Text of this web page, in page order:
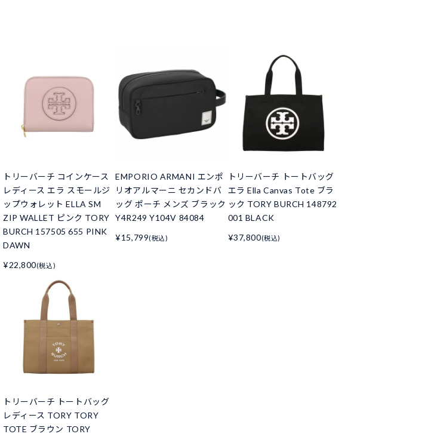
トリーバーチ コインケース
レディース エラ スモールジ
ップウォレット ELLA SM
ZIP WALLET ピンク TORY
BURCH 157505 655 PINK
DAWN
¥22,800(税込)
EMPORIO ARMANI エンポ
リオアルマーニ セカンドバ
ッグ ポーチ メンズ ブラック
Y4R249 Y104V 84084
¥15,799(税込)
トリーバーチ トートバッグ
エラ Ella Canvas Tote ブラ
ック TORY BURCH 148792
001 BLACK
¥37,800(税込)
トリーバーチ トートバッグ
レディース TORY TORY
TOTE ブラウン TORY